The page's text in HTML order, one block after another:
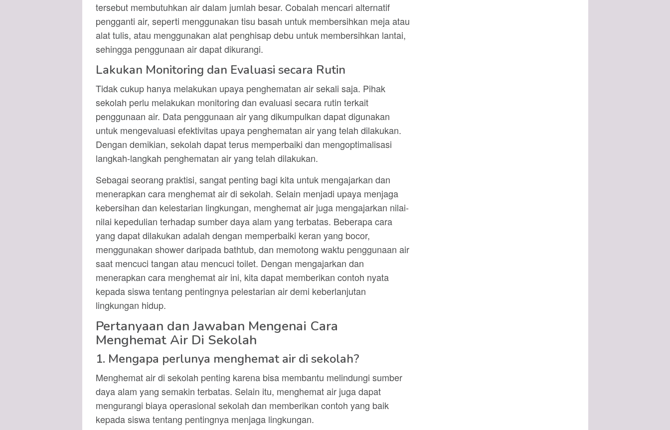
tersebut membutuhkan air dalam jumlah besar. Cobalah mencari alternatif
pengganti air, seperti menggunakan tisu basah untuk membersihkan meja atau
alat tulis, atau menggunakan alat penghisap debu untuk membersihkan lantai,
sehingga penggunaan air dapat dikurangi.
Lakukan Monitoring dan Evaluasi secara Rutin
Tidak cukup hanya melakukan upaya penghematan air sekali saja. Pihak
sekolah perlu melakukan monitoring dan evaluasi secara rutin terkait
penggunaan air. Data penggunaan air yang dikumpulkan dapat digunakan
untuk mengevaluasi efektivitas upaya penghematan air yang telah dilakukan.
Dengan demikian, sekolah dapat terus memperbaiki dan mengoptimalisasi
langkah-langkah penghematan air yang telah dilakukan.
Sebagai seorang praktisi, sangat penting bagi kita untuk mengajarkan dan
menerapkan cara menghemat air di sekolah. Selain menjadi upaya menjaga
kebersihan dan kelestarian lingkungan, menghemat air juga mengajarkan nilai-
nilai kepedulian terhadap sumber daya alam yang terbatas. Beberapa cara
yang dapat dilakukan adalah dengan memperbaiki keran yang bocor,
menggunakan shower daripada bathtub, dan memotong waktu penggunaan air
saat mencuci tangan atau mencuci toilet. Dengan mengajarkan dan
menerapkan cara menghemat air ini, kita dapat memberikan contoh nyata
kepada siswa tentang pentingnya pelestarian air demi keberlanjutan
lingkungan hidup.
Pertanyaan dan Jawaban Mengenai Cara
Menghemat Air Di Sekolah
1. Mengapa perlunya menghemat air di sekolah?
Menghemat air di sekolah penting karena bisa membantu melindungi sumber
daya alam yang semakin terbatas. Selain itu, menghemat air juga dapat
mengurangi biaya operasional sekolah dan memberikan contoh yang baik
kepada siswa tentang pentingnya menjaga lingkungan.